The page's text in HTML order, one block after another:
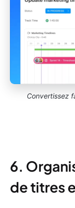
Convertissez
6.
de titres